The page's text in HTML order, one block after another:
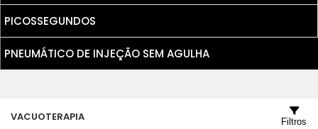
PICOSSEGUNDOS
PNEUMÁTICO DE INJEÇÃO SEM AGULHA
VACUOTERAPIA Filtros